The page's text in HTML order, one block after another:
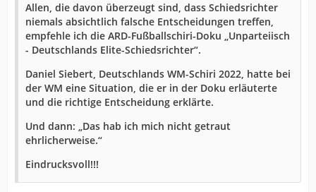
Allen, die davon überzeugt sind, dass Schiedsrichter
niemals absichtlich falsche Entscheidungen treffen,
empfehle ich die ARD-Fußballschiri-Doku „Unparteiisch
- Deutschlands Elite-Schiedsrichter“.
Daniel Siebert, Deutschlands WM-Schiri 2022, hatte bei
der WM eine Situation, die er in der Doku erläuterte
und die richtige Entscheidung erklärte.
Und dann: „Das hab ich mich nicht getraut
ehrlicherweise.“
Eindrucksvoll!!!